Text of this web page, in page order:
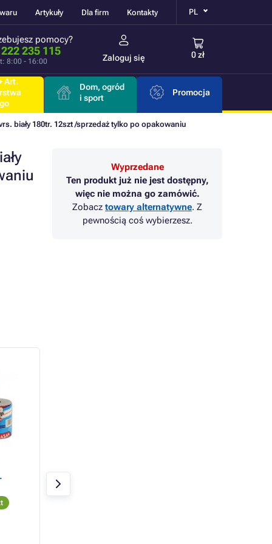
Artykuły Dla firm Kontakty PL
pomocy?
235 115
8:00 - 16:00 Zaloguj się 0 zł
Art.
Dom, ogród
i sport
Promocja
biały 180tr. 12szt /sprzedaż tylko po opakowaniu
Wyprzedane
Ten produkt już nie jest dostępny,
więc nie można go zamówić.
Zobacz towary alternatywne. Z
pewnością coś wybierzesz.
280mm 1vrs. recycled
6szt / sprzedaż tylko na
sztuki